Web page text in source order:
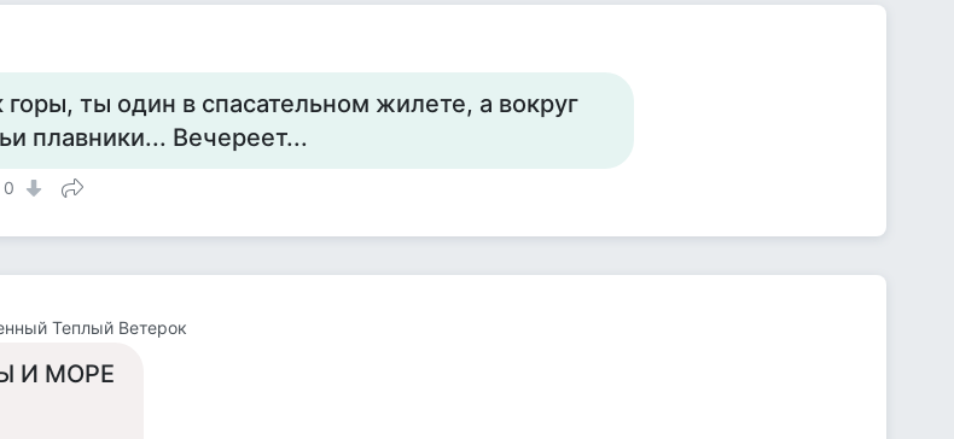
горы, ты один в спасательном жилете, а вокруг
плавники... Вечереет...
0
Теплый Ветерок
И МОРЕ